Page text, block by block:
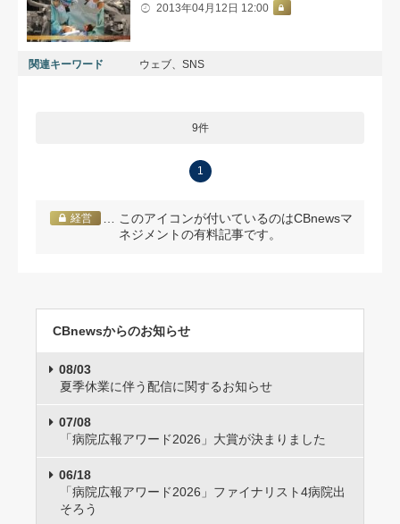
2013年04月12日 12:00
関連キーワード ウェブ、SNS
9件
1
経営
… このアイコンが付いているのはCBnewsマ
ネジメントの有料記事です。
CBnewsからのお知らせ
08/03
夏季休業に伴う配信に関するお知らせ
07/08
「病院広報アワード2026」大賞が決まりました
06/18
「病院広報アワード2026」ファイナリスト4病院出
そろう